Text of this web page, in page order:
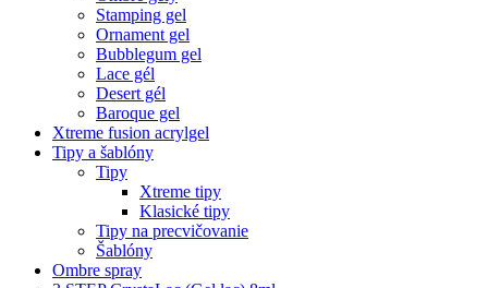
Stamping gel
Ornament gel
Bubblegum gel
Lace gél
Desert gél
Baroque gel
Xtreme fusion acrylgel
Tipy a šablóny
Tipy
Xtreme tipy
Klasické tipy
Tipy na precvičovanie
Šablóny
Ombre spray